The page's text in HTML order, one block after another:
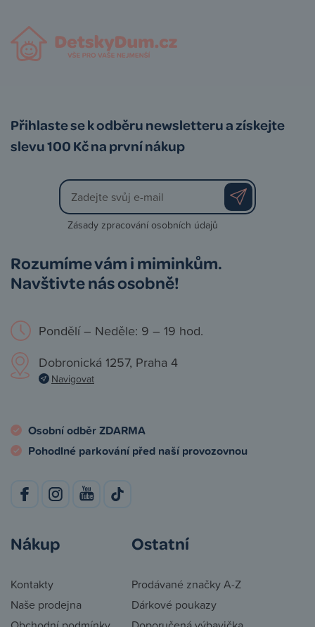
Přihlaste se k odběru newsletteru a získejte
slevu 100 Kč na první nákup
Zásady zpracování osobních údajů
Rozumíme vám i miminkům.
Navštivte nás osobně!
Pondělí – Neděle: 9 – 19 hod.
Dobronická 1257, Praha 4
Navigovat
Osobní odběr ZDARMA
Pohodlné parkování před naší provozovnou
Nákup
Kontakty
Naše prodejna
Ostatní
Prodávané značky A-Z
Dárkové poukazy